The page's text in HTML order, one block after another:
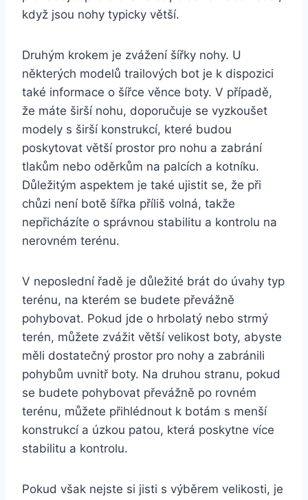
když jsou nohy typicky větší.
Druhým krokem je ⁢zvážení šířky nohy.‌ U
některých modelů‌ trailových bot je ⁢k dispozici
také informace⁤ o‍ šířce věnce​ boty. V případě,
že máte širší nohu, doporučuje se vyzkoušet
modely s širší ⁤konstrukcí, které budou
poskytovat větší prostor pro nohu a ⁤zabrání
tlakům nebo oděrkům ⁤na palcích a kotníku.​
Důležitým aspektem ⁣je také ujistit se, že při
chůzi ‍není botě šířka příliš volná, takže​
nepřicházíte o ‍správnou stabilitu a kontrolu na
nerovném terénu. ⁤
V neposlední řadě je důležité brát do úvahy typ⁢
terénu, ‍na‍ kterém se budete převážně‌
pohybovat. Pokud jde o hrbolatý nebo ⁤strmý​
terén, můžete zvážit větší velikost‍ boty, abyste
měli dostatečný prostor pro nohy a zabránili
pohybům ‍uvnitř boty. Na druhou stranu, pokud
se budete pohybovat převážně po rovném
terénu, můžete přihlédnout k botám s ⁣menší
konstrukcí⁤ a úzkou patou, ⁣která poskytne více
stabilitu a kontrolu. ⁢
Pokud však nejste si​ jisti s výběrem velikosti, je